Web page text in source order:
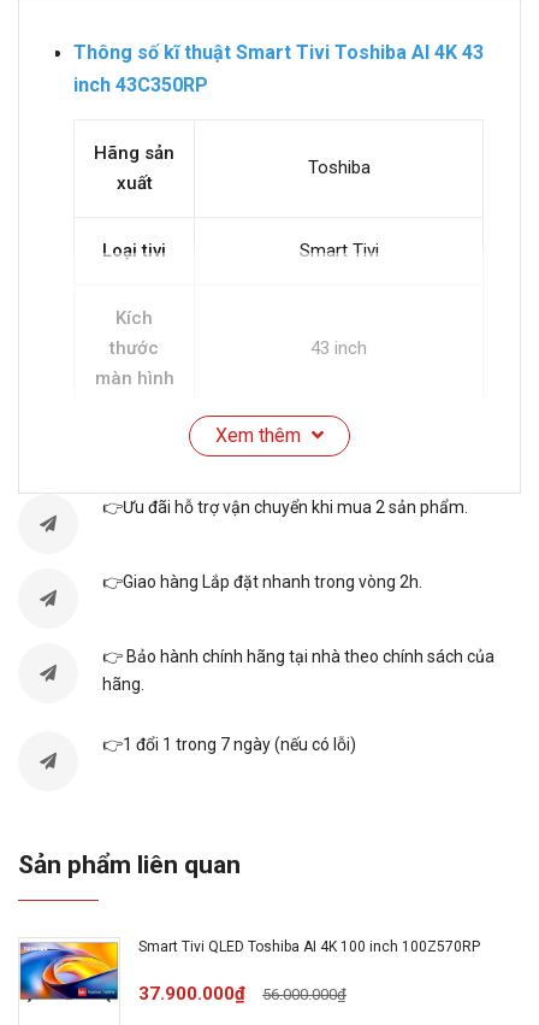
Thông số kĩ thuật Smart Tivi Toshiba AI 4K 43
inch 43C350RP
Hãng sản
xuất
Toshiba
Loại tivi Smart Tivi
Kích
thước
màn hình
43 inch
4K (Ultra HD) pixels
hình
Tấm nền: VA LCD
mắt
Kết nối
Cổng
HDMI
eARC (ARC), 1 cổng Composite
Xem thêm
👉Ưu đãi hỗ trợ vận chuyển khi mua 2 sản phẩm.
👉Giao hàng Lắp đặt nhanh trong vòng 2h.
👉 Bảo hành chính hãng tại nhà theo chính sách của
hãng.
👉1 đổi 1 trong 7 ngày (nếu có lỗi)
Sản phẩm liên quan
Smart Tivi QLED Toshiba AI 4K 100 inch 100Z570RP
37.900.000₫ 56.000.000₫